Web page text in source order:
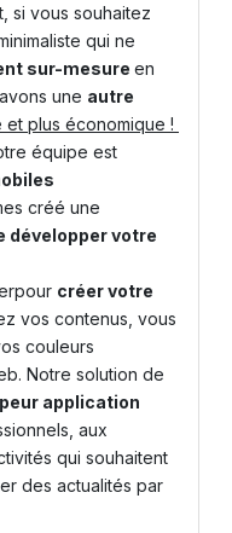
si vous souhaitez
qui ne
sur-mesure en
une autre
et plus économique !
équipe est
créé une
développer votre
pour créer votre
vos contenus, vous
couleurs
Notre solution de
application
aux
qui souhaitent
des actualités par